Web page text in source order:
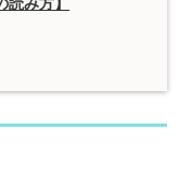
読み方】